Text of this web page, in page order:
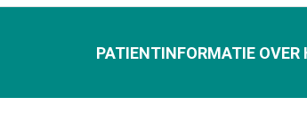
PATIENTINFORMATIE OVER